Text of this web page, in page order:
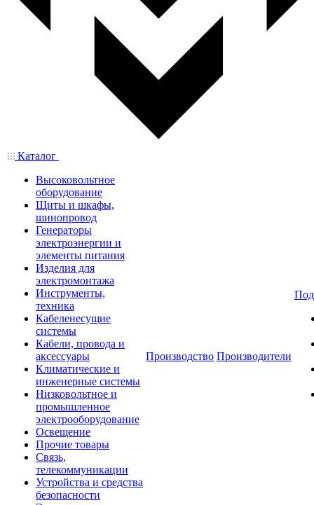
Каталог
Высоковольтное
оборудование
Щиты и шкафы,
шинопровод
Генераторы
электроэнергии и
элементы питания
Изделия для
электромонтажа
Инструменты,
техника
Кабеленесущие
системы
Кабели, провода и
аксессуары
Климатические и
инженерные системы
Низковольтное и
промышленное
электрооборудование
Освещение
Прочие товары
Связь,
телекоммуникации
Устройства и средства
безопасности
Производство Производители